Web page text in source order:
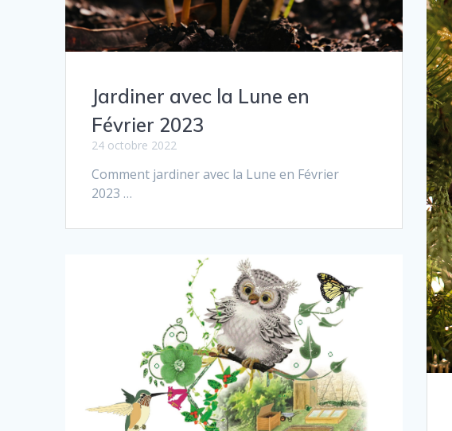
Jardiner avec la Lune en
Février 2023
24 octobre 2022
Comment jar­diner avec la Lune en Février
2023 …